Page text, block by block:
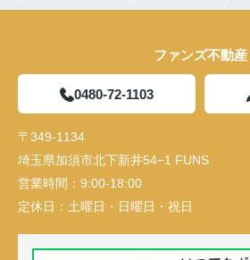
ファンズ不動産
0480-72-1103
〒349-1134
埼玉県加須市北下新井54−1 FUNS
営業時間： 9:00-18:00
定休日： 土曜日・日曜日・祝日